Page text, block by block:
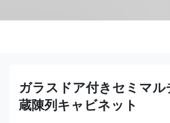
ガラスドア付きセミマ
蔵陳列キャビネット